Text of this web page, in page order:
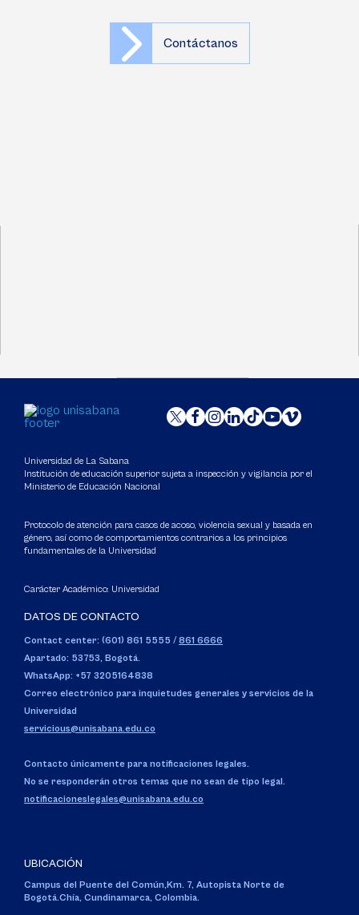
Contáctanos
Universidad de La Sabana
Institución de educación superior sujeta a inspección y vigilancia por el
Ministerio de Educación Nacional
Protocolo de atención para casos de acoso, violencia sexual y basada en
género, así como de comportamientos contrarios a los principios
fundamentales de la Universidad
Carácter Académico: Universidad
DATOS DE CONTACTO
Contact center: (601) 861 5555 / 861 6666
Apartado: 53753, Bogotá.
WhatsApp: +57 3205164838
Correo electrónico para inquietudes generales y servicios de la
Universidad
servicious@unisabana.edu.co
Contacto únicamente para notificaciones legales.
No se responderán otros temas que no sean de tipo legal.
notificacioneslegales@unisabana.edu.co
UBICACIÓN
Campus del Puente del Común,Km. 7, Autopista Norte de
Bogotá.Chía, Cundinamarca, Colombia.